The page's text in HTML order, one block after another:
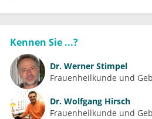
Kennen Sie ...?
Dr. Werner Stimpel
Frauenheilkunde und
Dr. Wolfgang Hirsch
Frauenheilkunde und